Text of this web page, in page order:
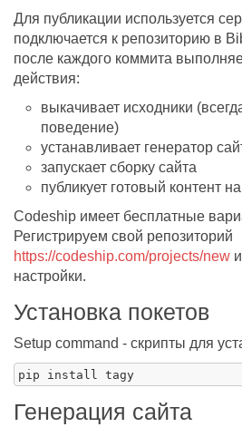
Для публикации используется
подключается к репозиторию в
после каждого коммита
действия:
выкачивает исходники
поведение)
устанавливает генератор
запускает сборку сайта
публикует готовый контент
Codeship имеет бесплатные
Регистрируем свой репозиторий
https://codeship.com/projects/new
настройки.
Установка покетов
Setup command - скрипты для
Генерация сайта